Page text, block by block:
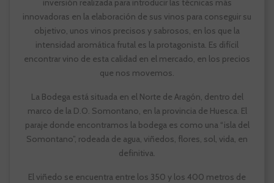
inversión realizada para introducir las técnicas más
innovadoras en la elaboración de sus vinos para conseguir su
objetivo, unos vinos precisos y sabrosos, en los que la
intensidad aromática frutal es la protagonista. Es difícil
encontrar vino de esta calidad en el mercado, en los precios
que nos movemos.
La Bodega está situada en el Norte de Aragón, dentro del
marco de la D.O. Somontano, en la provincia de Huesca. El
paraje donde encontramos la bodega es como una “isla del
Somontano”, rodeada de agua, viñedos, flores, sol, vida, en
definitiva.
El viñedo se encuentra entre los 350 y los 400 metros de